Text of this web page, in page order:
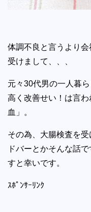
体調不良と言うより
受けまして、、、
元々30代男の一人暮
高く改善せい！は言
血」。
その為、大腸検査を
ドバーとかそんな話
すと幸いです。
ｽﾎﾟﾝｻｰﾘﾝｸ